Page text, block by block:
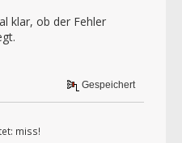
klar, ob der Fehler
Gespeichert
miss!